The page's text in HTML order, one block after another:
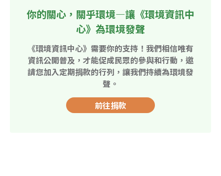
你的關心，關乎環境—讓《環境資訊中
心》為環境發聲
《環境資訊中心》需要你的支持！我們相信唯有
資訊公開普及，才能促成民眾的參與和行動，邀
請您加入定期捐款的行列，讓我們持續為環境發
聲。
前往捐款